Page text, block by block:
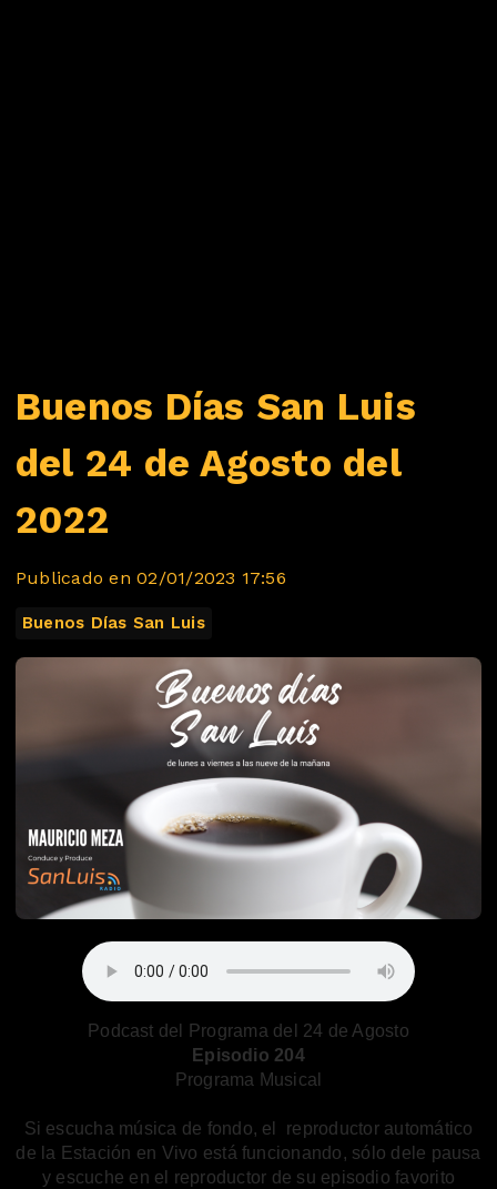
Buenos Días San Luis
del 24 de Agosto del
2022
Publicado en 02/01/2023 17:56
Buenos Días San Luis
Podcast del Programa del 24 de Agosto
Episodio 204
Programa Musical
Si escucha música de fondo, el reproductor automático
de la Estación en Vivo está funcionando, sólo dele pausa
y escuche en el reproductor de su episodio favorito